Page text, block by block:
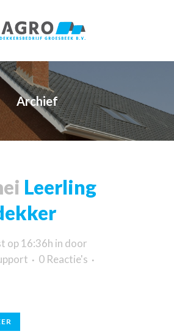
Archief
Leerling
op 16:36h in door
0 Reactie's